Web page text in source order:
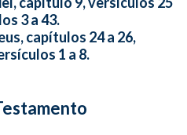
3 a 43.
capítulos 24 a 26,
1 a 8.